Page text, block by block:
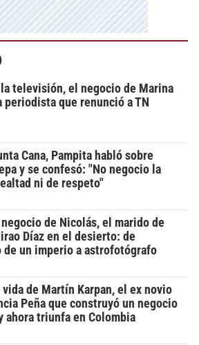
la televisión, el negocio de Marina
periodista que renunció a TN
Cana, Pampita habló sobre
y se confesó: "No negocio la
ni de respeto"
negocio de Nicolás, el marido de
Díaz en el desierto: de
de un imperio a astrofotógrafo
vida de Martín Karpan, el ex novio
Peña que construyó un negocio
ahora triunfa en Colombia